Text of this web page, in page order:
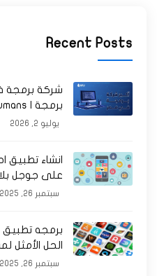
Recent Posts
شركة برمجة
برمجة | Sky Humans
يوليو 2, 2026
على جوجل
سبتمبر 26, 2025
الحل الأمثل
سبتمبر 26, 2025